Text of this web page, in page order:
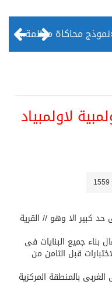
منظمة المرأة العربية تطلق «نموذج محاكاة منظمة المرأة العربية للشباب» بمشاركة 10 دول عربية..غدًا
مدينة الملك سلمان للطاقة “سبارك” توقع اتفاقية تطوير مصانع جاهزة ومتخصصة في مجال الطاقة
لاولمبياد
1559
كبير الا وهو // القرية
بناء جميع البنايات فى
قبل الثامن من
بالمنطقة المركزية